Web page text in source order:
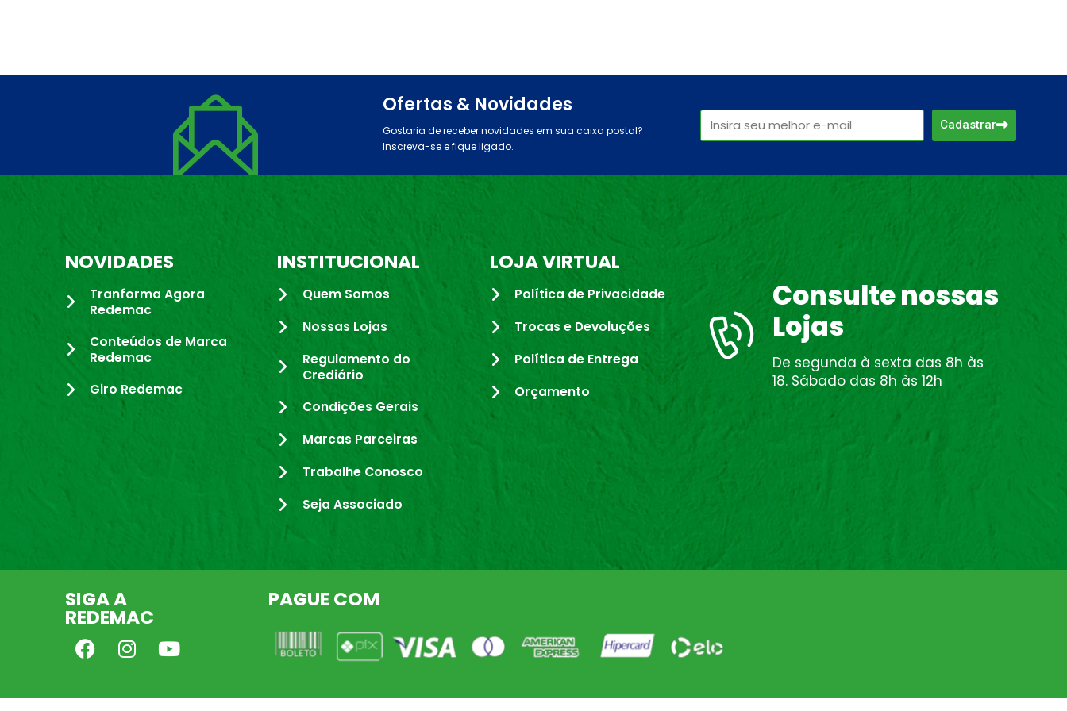
Ofertas & Novidades
Gostaria de receber novidades em sua caixa postal?
Inscreva-se e fique ligado.
Cadastrar
NOVIDADES
Tranforma Agora
Redemac
Conteúdos de Marca
Redemac
Giro Redemac
INSTITUCIONAL
Quem Somos
Nossas Lojas
Regulamento do
Crediário
Condições Gerais
Marcas Parceiras
Trabalhe Conosco
Seja Associado
LOJA VIRTUAL
Política de Privacidade
Trocas e Devoluções
Política de Entrega
Orçamento
Consulte nossas
Lojas
De segunda à sexta das 8h às
18. Sábado das 8h às 12h
SIGA A
REDEMAC
PAGUE COM